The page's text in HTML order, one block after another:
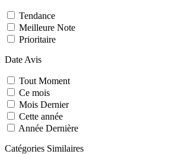
Tendance
Meilleure Note
Prioritaire
Date Avis
Tout Moment
Ce mois
Mois Dernier
Cette année
Année Dernière
Catégories Similaires